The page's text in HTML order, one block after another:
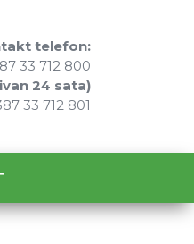
telefon:
33 712 800
24 sata)
33 712 801